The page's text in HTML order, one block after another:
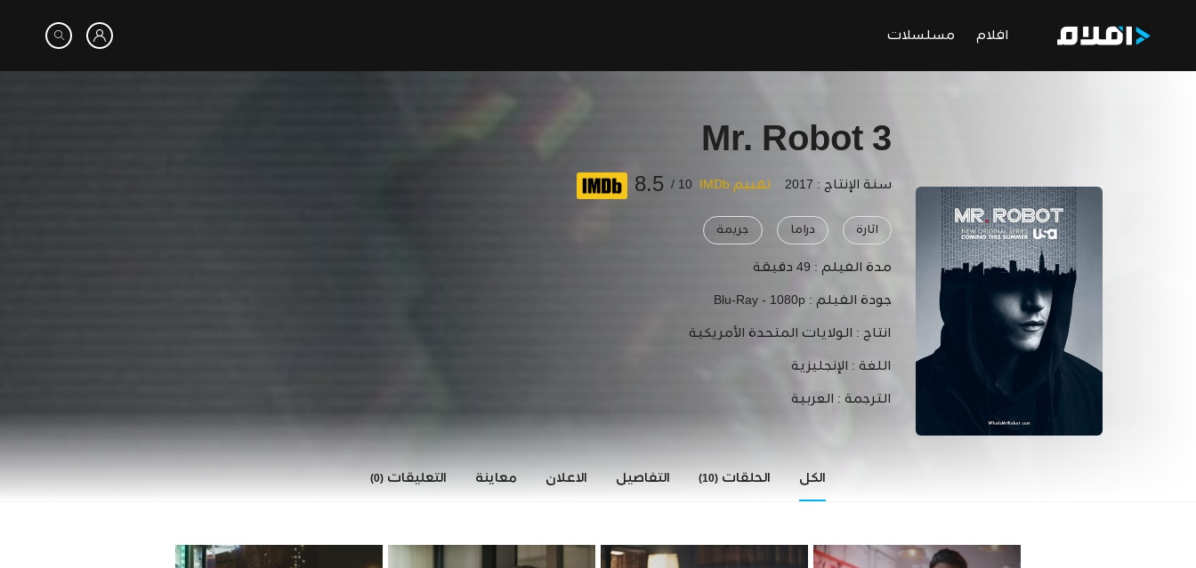
افلام مسلسلات
Mr. Robot 3
سنة الإنتاج : 2017 تقييم IMDb 10 /
8.5
اثارة دراما جريمة
مدة الفيلم : 49 دقيقة
جودة الفيلم :Blu-Ray - 1080p
انتاج : الولايات المتحدة الأمريكية
اللغة : الإنجليزية
الترجمة : العربية
الكل الحلقات (10) التفاصيل الاعلان معاينة التعليقات (0)